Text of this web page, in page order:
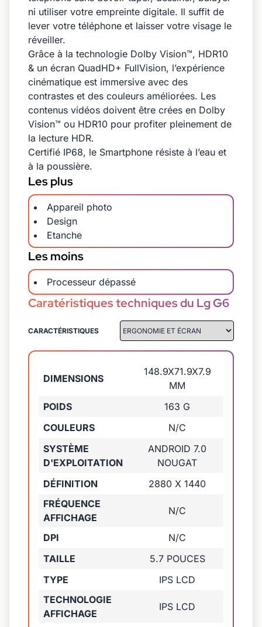
ni utiliser votre empreinte digitale. Il suffit de
lever votre téléphone et laisser votre visage le
réveiller.
Grâce à la technologie Dolby Vision™, HDR10
& un écran QuadHD+ FullVision, l’expérience
cinématique est immersive avec des
contrastes et des couleurs améliorées. Les
contenus vidéos doivent être crées en Dolby
Vision™ ou HDR10 pour profiter pleinement de
la lecture HDR.
Certifié IP68, le Smartphone résiste à l’eau et
à la poussière.
Les plus
Appareil photo
Design
Etanche
Les moins
Processeur dépassé
Caratéristiques techniques du Lg G6
CARACTÉRISTIQUES
DIMENSIONS
148.9X71.9X7.9
MM
POIDS
163 G
COULEURS
N/C
SYSTÈME
D'EXPLOITATION
ANDROID 7.0
NOUGAT
DÉFINITION
2880 X 1440
FRÉQUENCE
AFFICHAGE
N/C
DPI
N/C
TAILLE
5.7 POUCES
TYPE
IPS LCD
TECHNOLOGIE
AFFICHAGE
IPS LCD